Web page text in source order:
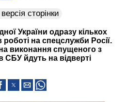
сторінки
України одразу кількох
на спецслужби Росії.
виконання спущеного з
СБУ йдуть на відверті